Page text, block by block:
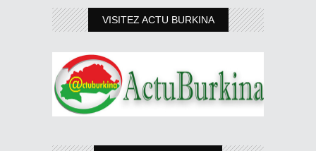
VISITEZ ACTU BURKINA